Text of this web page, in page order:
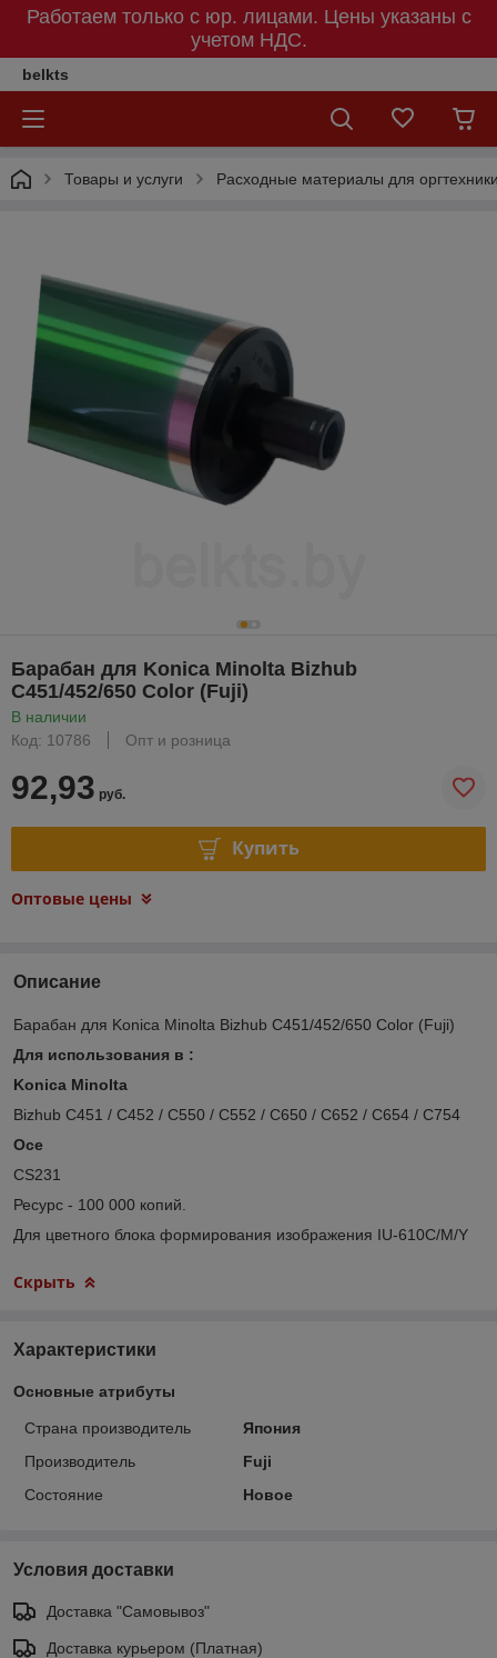
Работаем только с юр. лицами. Цены указаны c
учетом НДС.
belkts
Товары и услуги Расходные материалы для
Барабан для Konica Minolta Bizhub
C451/452/650 Color (Fuji)
В наличии
Код: 10786
Опт и розница
92,93 руб.
Купить
Оптовые цены
Описание
Барабан для Konica Minolta Bizhub C451/452/650 Color (Fuji)
Для использования в :
Konica Minolta
Bizhub C451 / C452 / C550 / C552 / C650 / C652 / C654 / C754
Oce
CS231
Ресурс - 100 000 копий.
Для цветного блока формирования изображения IU-610C/M/Y
Скрыть
Характеристики
Основные атрибуты
Страна производитель
Япония
Производитель
Fuji
Состояние
Новое
Условия доставки
Доставка "Самовывоз"
Доставка курьером (Платная)